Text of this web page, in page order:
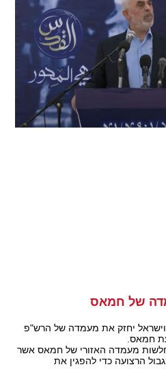
של חמאס
וישראל יחזק את מעמדה של הרש"פ
חמאס.
מעמדה האזורי של חמאס אשר
הרצועה כדי להפגין את